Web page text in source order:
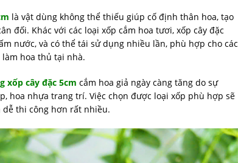
là vật dùng không thể thiếu giúp cố định thân hoa, tạo
đối. Khác với các loại xốp cắm hoa tươi, xốp cây đặc
nước, và có thể tái sử dụng nhiều lần, phù hợp cho các
hoa thủ tại nhà.
xốp cây đặc 5cm cắm hoa giả ngày càng tăng do sự
hoa nhựa trang trí. Việc chọn được loại xốp phù hợp sẽ
dễ thi công hơn rất nhiều.